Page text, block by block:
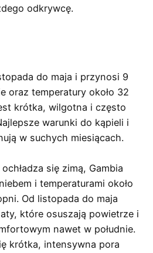
odkrywcę.
do maja i przynosi 9
oraz temperatury około 32
krótka, wilgotna i często
warunki do kąpieli i
w suchych miesiącach.
się zimą, Gambia
i temperaturami około
Od listopada do maja
które osuszają powietrze i
nawet w południe.
krótka, intensywna pora